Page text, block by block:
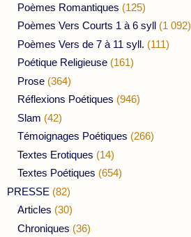
Poèmes Romantiques (125)
Poèmes Vers Courts 1 à 6 syll (1 092)
Poèmes Vers de 7 à 11 syll. (111)
Poétique Religieuse (161)
Prose (364)
Réflexions Poétiques (946)
Slam (42)
Témoignages Poétiques (266)
Textes Erotiques (14)
Textes Poétiques (654)
PRESSE (82)
Articles (30)
Chroniques (36)